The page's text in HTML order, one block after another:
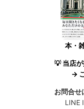
本・
💡 当店
→
お問合せ
LINE